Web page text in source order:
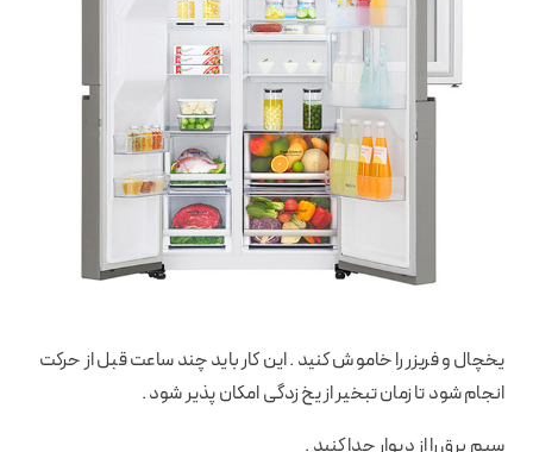
یخچال و فریزر را خاموش کنید . این کار باید چند ساعت قبل از حرکت
انجام شود تا زمان تبخیر از یخ زدگی امکان پذیر شود .
سیم برق را از دیوار جدا کنید .